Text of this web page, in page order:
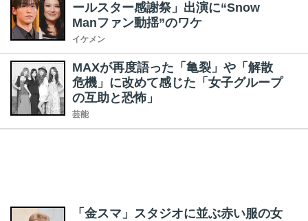
ールスター感謝祭」出演に“Snow
Manファン動揺”のワケ
イケメン
MAXが再度語った「亀裂」や「解散
危機」に改めて感じた「女子グループ
の互助と恐怖」
芸能
「金スマ」スタジオに並ぶ赤い服の女